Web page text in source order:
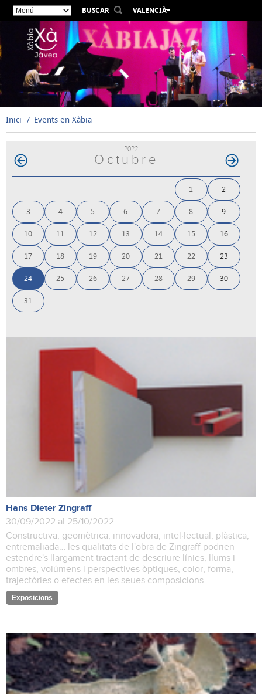
BUSCAR
VALENCIÀ
ESPAÑOL
ENGLISH
DEUTSCH
РУССКИЙ
Inici Events en Xàbia
2022
Octubre
1 2
3 4 5 6 7 8 9
10 11 12 13 14 15 16
17 18 19 20 21 22 23
24 25 26 27 28 29 30
31
Hans Dieter Zingraff
30/09/2022 al 25/10/2022
Constructiva, geomètrica, innovadora, intel·lectual, plàstica,
entremaliada… les qualitats de l'obra de Zingraff podrien
estendre's llargament tractant de descriure línies, llums i
ombres, volúmens i perspectives òptiques, color, forma,
trajectòries o efectes en les seues composicions.
Exposicions